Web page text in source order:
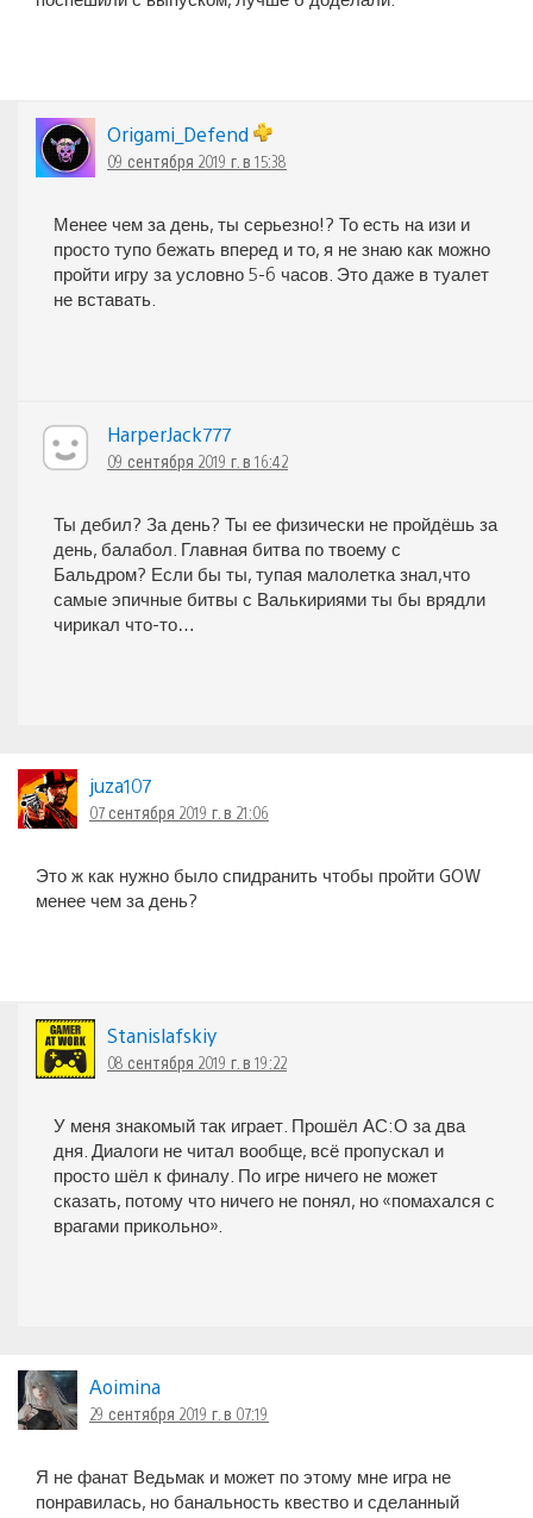
Origami_Defend
09 сентября 2019 г. в 15:38
Менее чем за день, ты серьезно!? То есть на изи и
просто тупо бежать вперед и то, я не знаю как можно
пройти игру за условно 5-6 часов. Это даже в туалет
не вставать.
HarperJack777
09 сентября 2019 г. в 16:42
Ты дебил? За день? Ты ее физически не пройдёшь за
день, балабол. Главная битва по твоему с
Бальдром? Если бы ты, тупая малолетка знал,что
самые эпичные битвы с Валькириями ты бы врядли
чирикал что-то…
juza107
07 сентября 2019 г. в 21:06
Это ж как нужно было спидранить чтобы пройти GOW
менее чем за день?
Stanislafskiy
08 сентября 2019 г. в 19:22
У меня знакомый так играет. Прошёл АС:О за два
дня. Диалоги не читал вообще, всё пропускал и
просто шёл к финалу. По игре ничего не может
сказать, потому что ничего не понял, но «помахался с
врагами прикольно».
Aoimina
29 сентября 2019 г. в 07:19
Я не фанат Ведьмак и может по этому мне игра не
понравилась, но банальность квество и сделанный